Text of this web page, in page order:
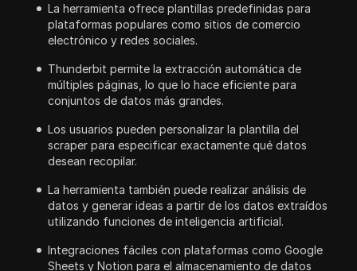
La herramienta ofrece plantillas predefinidas para
plataformas populares como sitios de comercio
electrónico y redes sociales.
Thunderbit permite la extracción automática de
múltiples páginas, lo que lo hace eficiente para
conjuntos de datos más grandes.
Los usuarios pueden personalizar la plantilla del
scraper para especificar exactamente qué datos
desean recopilar.
La herramienta también puede realizar análisis de
datos y generar ideas a partir de los datos extraídos
utilizando funciones de inteligencia artificial.
Integraciones fáciles con plataformas como Google
Sheets y Notion para el almacenamiento de datos